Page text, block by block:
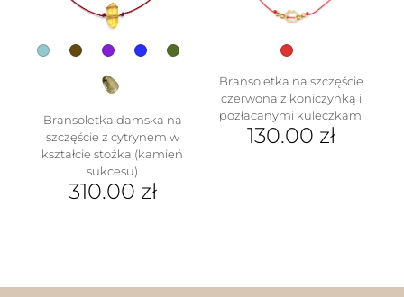
stronie
produktu
Bransoletka damska na
szczęście z cytrynem w
kształcie stożka (kamień
sukcesu)
310.00 zł
Bransoletka na szczęście
czerwona z koniczynką i
pozłacanymi kuleczkami
130.00 zł